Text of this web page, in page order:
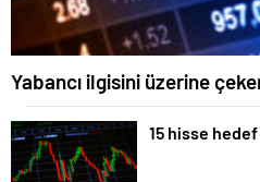
Yabancı ilgisini üzerine
15 hisse